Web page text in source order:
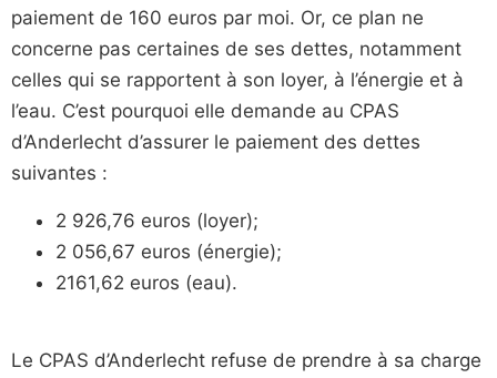
paiement de 160 euros par moi. Or, ce plan ne
concerne pas certaines de ses dettes, notamment
celles qui se rapportent à son loyer, à l’énergie et à
l’eau. C’est pourquoi elle demande au CPAS
d’Anderlecht d’assurer le paiement des dettes
suivantes :
2 926,76 euros (loyer);
2 056,67 euros (énergie);
2161,62 euros (eau).
Le CPAS d’Anderlecht refuse de prendre à sa charge